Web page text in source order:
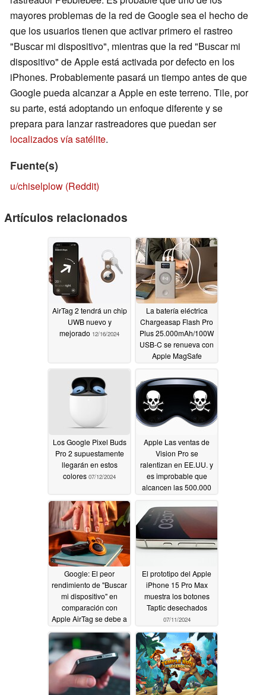
mayores problemas de la red de Google sea el hecho de
que los usuarios tienen que activar primero el rastreo
"Buscar mi dispositivo", mientras que la red "Buscar mi
dispositivo" de Apple está activada por defecto en los
iPhones. Probablemente pasará un tiempo antes de que
Google pueda alcanzar a Apple en este terreno. Tile, por
su parte, está adoptando un enfoque diferente y se
prepara para lanzar rastreadores que puedan ser
localizados vía satélite.
Fuente(s)
u/chiselplow (Reddit)
Artículos relacionados
AirTag 2 tendrá un chip
UWB nuevo y
mejorado 12/16/2024
La batería eléctrica
Chargeasap Flash Pro
Plus 25.000mAh/100W
USB-C se renueva con
Apple MagSafe
Los Google Pixel Buds
Pro 2 supuestamente
llegarán en estos
colores 07/12/2024
Apple Las ventas de
Vision Pro se
ralentizan en EE.UU. y
es improbable que
alcancen las 500.000
todo el mundo 07/12/2024
Google: El peor
rendimiento de "Buscar
mi dispositivo" en
comparación con
Apple AirTag se debe a
la protección de la
privacidad
07/11/2024
El prototipo del Apple
iPhone 15 Pro Max
muestra los botones
Taptic desechados
07/11/2024